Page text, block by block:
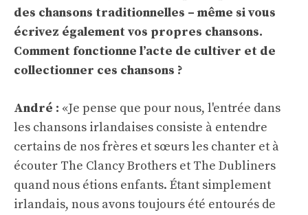
des chansons traditionnelles – même si vous
écrivez également vos propres chansons.
Comment fonctionne l’acte de cultiver et de
collectionner ces chansons ?
André : «Je pense que pour nous, l'entrée dans
les chansons irlandaises consiste à entendre
certains de nos frères et sœurs les chanter et à
écouter The Clancy Brothers et The Dubliners
quand nous étions enfants. Étant simplement
irlandais, nous avons toujours été entourés de